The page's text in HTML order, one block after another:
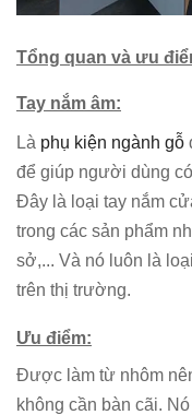
Tổng quan và ưu
Tay nắm âm:
Là phụ kiện ngành gỗ
để giúp người dùng
Đây là loại tay nắm
trong các sản phẩm
sở,... Và nó luôn là
trên thị trường.
Ưu điểm:
Được làm từ nhôm
không cần bàn cãi.